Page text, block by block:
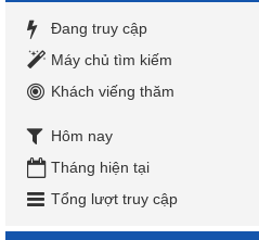
Đang truy cập
Máy chủ tìm kiếm
Khách viếng thăm
Hôm nay
Tháng hiện tại
Tổng lượt truy cập